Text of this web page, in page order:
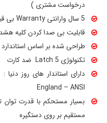
درخواست مشتری )
5 سال وارانتی Warranty بی قید و شرط
قابلیت بی صدا کردن کلیه
طراحی شده بر اساس استاندارد ANSI آمریکا
تکنولوژی 5 Latch ضد کارت
England – ANSI
مستقیم بر روی دستگیره